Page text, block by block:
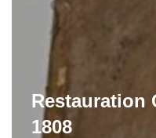
Restauration
1808